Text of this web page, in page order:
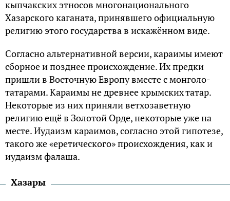
кыпчакских этносов многонационального
Хазарского каганата, принявшего официальную
религию этого государства в искажённом виде.
Согласно альтернативной версии, караимы имеют
сборное и позднее происхождение. Их предки
пришли в Восточную Европу вместе с монголо-
татарами. Караимы не древнее крымских татар.
Некоторые из них приняли ветхозаветную
религию ещё в Золотой Орде, некоторые уже на
месте. Иудаизм караимов, согласно этой гипотезе,
такого же «еретического» происхождения, как и
иудаизм фалаша.
Хазары